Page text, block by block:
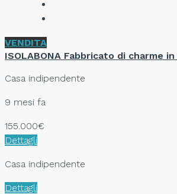
VENDITA
ISOLABONA Fabbricato di charme
Casa indipendente
9 mesi fa
155.000€
Dettagli
Casa indipendente
Dettagli